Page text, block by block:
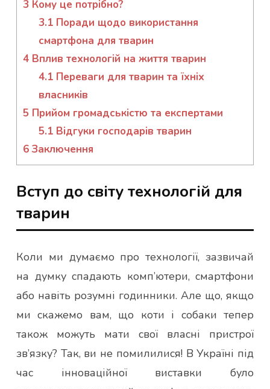
3 Кому це потрібно?
3.1Поради щодо використання
смартфона для тварин
4 Вплив технологій на життя тварин
4.1Переваги для тварин та їхніх
власників
5 Прийом громадськістю та експертами
5.1Відгуки господарів тварин
6Заключення
Вступ до світу технологій для
тварин
Коли ми думаємо про технології, зазвичай
на думку спадають комп’ютери, смартфони
або навіть розумні годинники. Але що, якщо
ми скажемо вам, що коти і собаки тепер
також можуть мати свої власні пристрої
зв’язку? Так, ви не помилилися! В Україні під
час інноваційної виставки було